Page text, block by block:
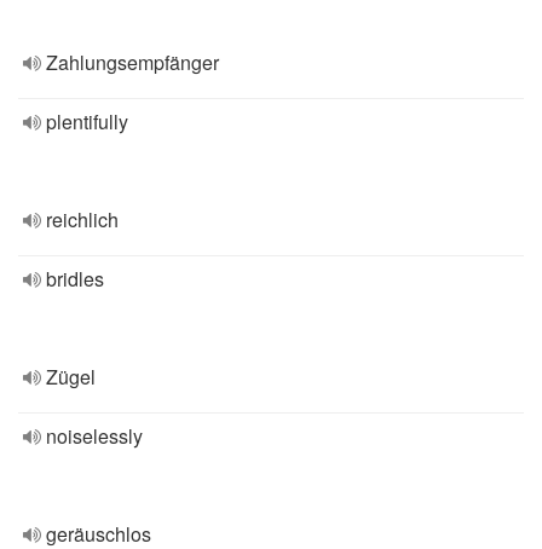
Zahlungsempfänger
plentifully
reichlich
bridles
Zügel
noiselessly
geräuschlos